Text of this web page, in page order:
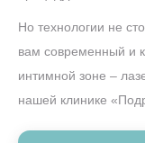
Но технологии не
вам современный и
интимной зоне –
нашей клинике